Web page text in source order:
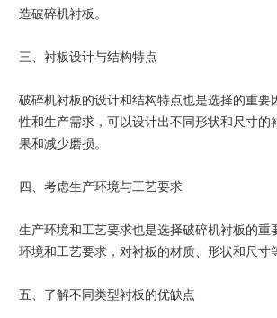
造破碎机衬板。
三、衬板设计与结构特点
破碎机衬板的设计和结构特点也是选择的重要
性和生产需求，可以设计出不同形状和尺寸的
果和减少磨损。
四、考虑生产环境与工艺要求
生产环境和工艺要求也是选择破碎机衬板的重
环境和工艺要求，对衬板的材质、形状和尺寸
五、了解不同类型衬板的优缺点